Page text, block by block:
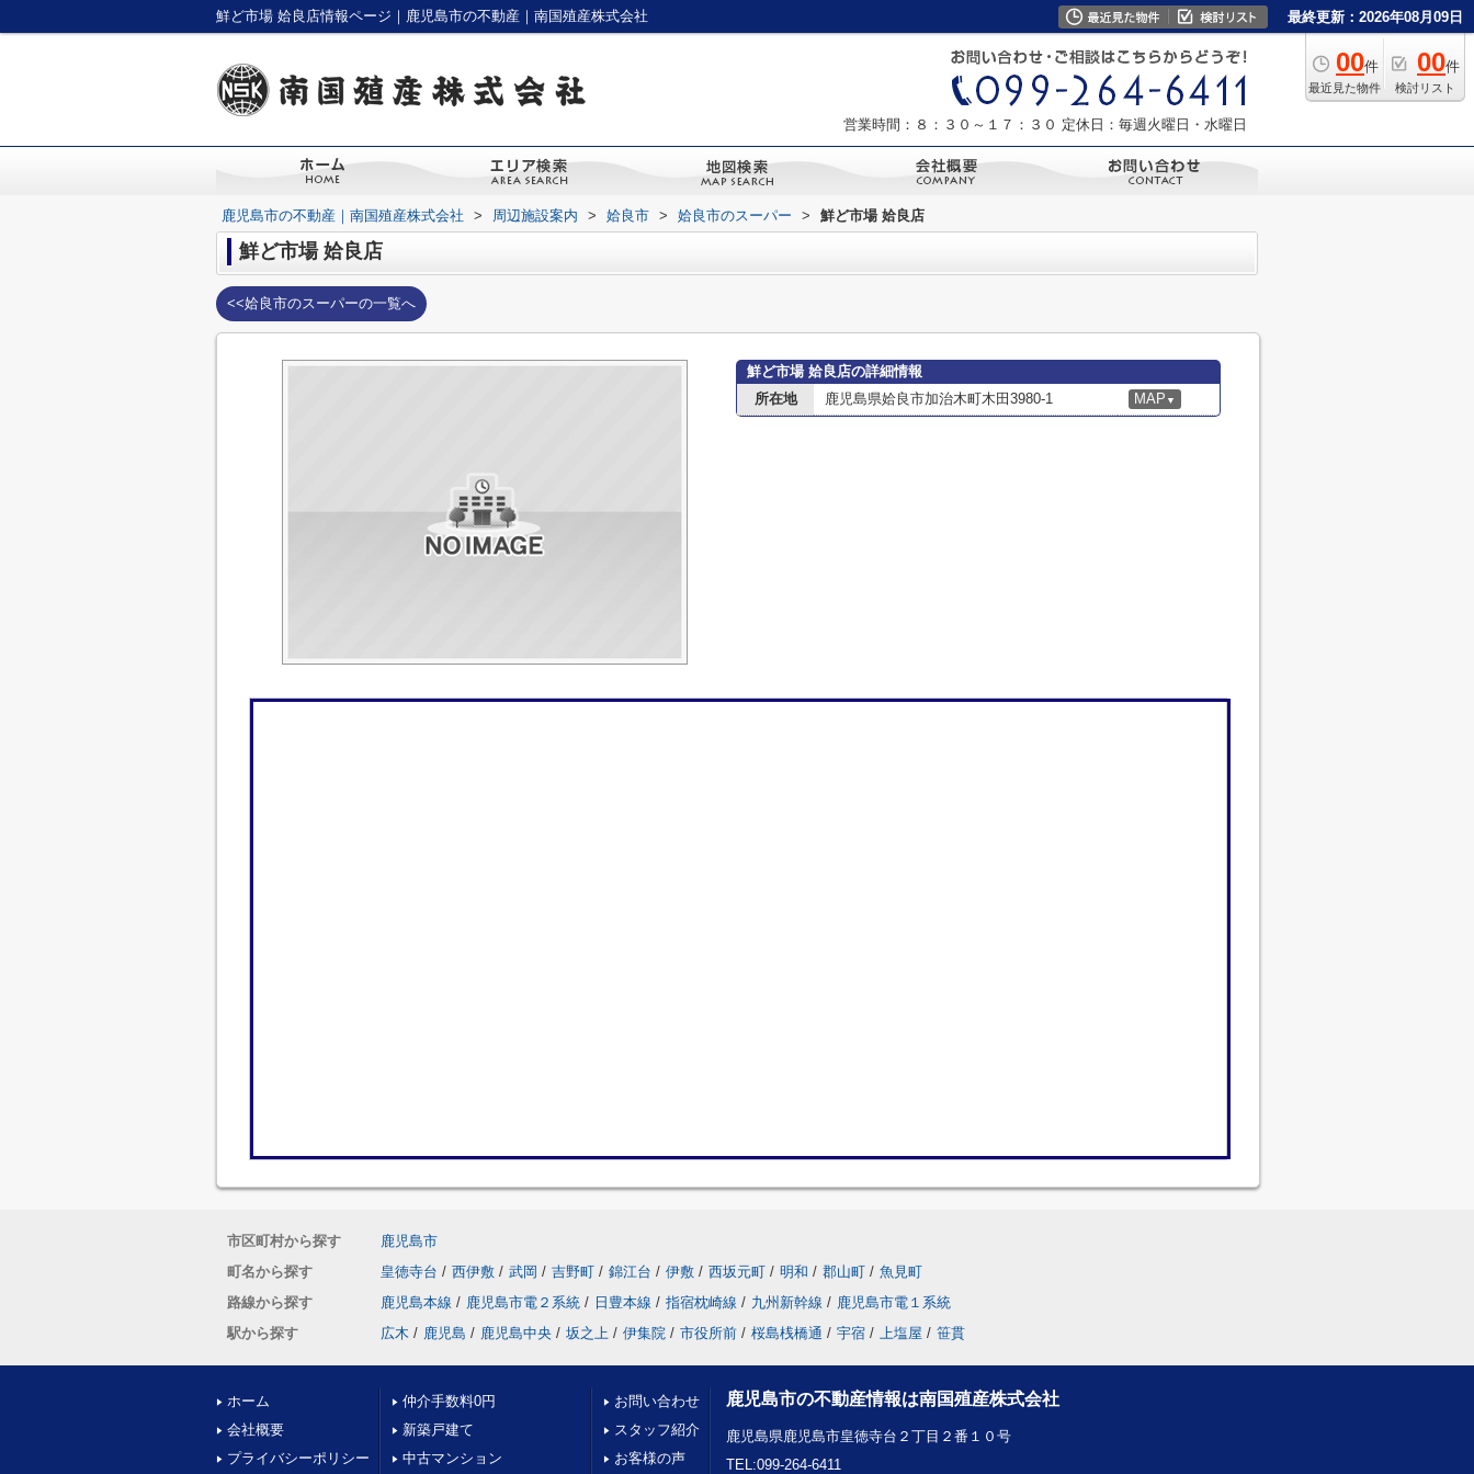
鮮ど市場 姶良店情報ページ｜鹿児島市の不動産｜南国殖産株式会社 最終更新：2026年08月09日
00件
最近見た物件
00件
検討リスト
営業時間：８：３０～１７：３０ 定休日：毎週火曜日・水曜日
鹿児島市の不動産｜南国殖産株式会社 > 周辺施設案内 > 姶良市 > 姶良市のスーパー > 鮮ど市場 姶良店
鮮ど市場 姶良店
<<姶良市のスーパーの一覧へ
鮮ど市場 姶良店の詳細情報
所在地
鹿児島県姶良市加治木町木田3980-1 MAP ▼
市区町村から探す
鹿児島市
町名から探す
皇徳寺台 / 西伊敷 / 武岡 / 吉野町 / 錦江台 / 伊敷 / 西坂元町 / 明和 / 郡山町 / 魚見町
路線から探す
鹿児島本線 / 鹿児島市電２系統 / 日豊本線 / 指宿枕崎線 / 九州新幹線 / 鹿児島市電１系統
駅から探す
広木 / 鹿児島 / 鹿児島中央 / 坂之上 / 伊集院 / 市役所前 / 桜島桟橋通 / 宇宿 / 上塩屋 / 笹貫
ホーム
会社概要
プライバシーポリシー
仲介手数料0円
新築戸建て
中古マンション
お問い合わせ
スタッフ紹介
お客様の声
鹿児島市の不動産情報は南国殖産株式会社
鹿児島県鹿児島市皇徳寺台２丁目２番１０号
TEL:099-264-6411